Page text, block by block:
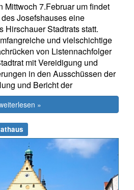
Mittwoch 7.Februar um findet
Josefshauses eine
Hirschauer Stadtrats statt.
und vielschichtige
von Listennachfolger
mit Vereidigung und
in den Ausschüssen der
und Bericht der
»